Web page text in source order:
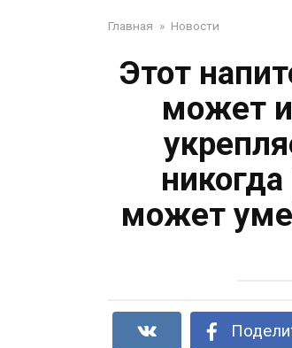
Главная » Новости
Этот
может
может